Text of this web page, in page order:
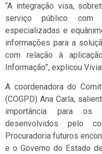
“A integração visa,
serviço público com
especializadas e
informações para a
com relação à
Informação”, explicou
A coordenadora do
(COGPD) Ana Carla,
importância para os
desenvolvidos pelo
Procuradoria futuros
e o Governo do Estado